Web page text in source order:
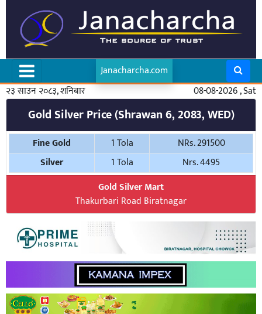
Janacharcha.com
२३ साउन २०८३, शनिबार
08-08-2026 , Sat
Gold Silver Price (Shrawan 6, 2083, WED)
Fine Gold 1 Tola
NRs. 291500
Silver
1 Tola
Nrs. 4495
Gold Silver Mart
Thakurbari Road Biratnagar